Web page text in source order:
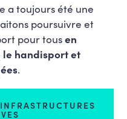
a toujours été une
poursuivre et
pour tousen
handisport et
.